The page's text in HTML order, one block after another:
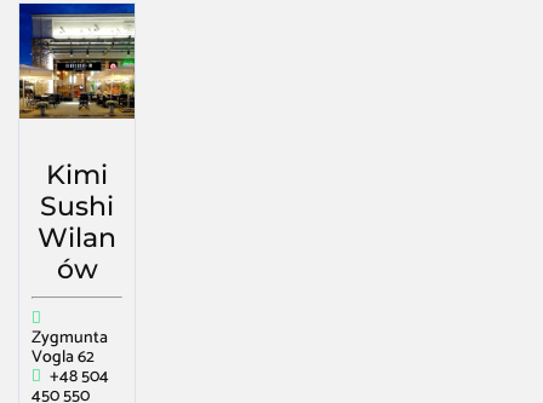
Kimi
Sushi
Wilan
ów
Zygmunta
Vogla 62
+48 504
450 550